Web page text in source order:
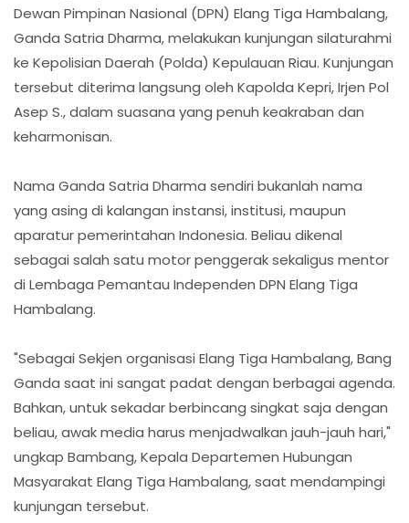
Dewan Pimpinan Nasional (DPN) Elang Tiga Hambalang,
Ganda Satria Dharma, melakukan kunjungan silaturahmi
ke Kepolisian Daerah (Polda) Kepulauan Riau. Kunjungan
tersebut diterima langsung oleh Kapolda Kepri, Irjen Pol
Asep S., dalam suasana yang penuh keakraban dan
keharmonisan.
Nama Ganda Satria Dharma sendiri bukanlah nama
yang asing di kalangan instansi, institusi, maupun
aparatur pemerintahan Indonesia. Beliau dikenal
sebagai salah satu motor penggerak sekaligus mentor
di Lembaga Pemantau Independen DPN Elang Tiga
Hambalang.
"Sebagai Sekjen organisasi Elang Tiga Hambalang, Bang
Ganda saat ini sangat padat dengan berbagai agenda.
Bahkan, untuk sekadar berbincang singkat saja dengan
beliau, awak media harus menjadwalkan jauh-jauh hari,"
ungkap Bambang, Kepala Departemen Hubungan
Masyarakat Elang Tiga Hambalang, saat mendampingi
kunjungan tersebut.